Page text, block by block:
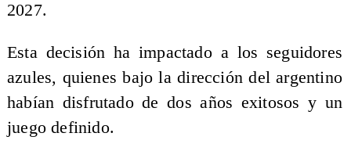
2027.
Esta decisión ha impactado a los seguidores
azules, quienes bajo la dirección del argentino
habían disfrutado de dos años exitosos y un
juego definido.